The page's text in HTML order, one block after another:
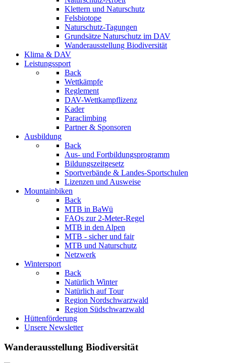
Klettern und Naturschutz
Felsbiotope
Naturschutz-Tagungen
Grundsätze Naturschutz im DAV
Wanderausstellung Biodiversität
Klima & DAV
Leistungssport
Back
Wettkämpfe
Reglement
DAV-Wettkampflizenz
Kader
Paraclimbing
Partner & Sponsoren
Ausbildung
Back
Aus- und Fortbildungsprogramm
Bildungszeitgesetz
Sportverbände & Landes-Sportschulen
Lizenzen und Ausweise
Mountainbiken
Back
MTB in BaWü
FAQs zur 2-Meter-Regel
MTB in den Alpen
MTB - sicher und fair
MTB und Naturschutz
Netzwerk
Wintersport
Back
Natürlich Winter
Natürlich auf Tour
Region Nordschwarzwald
Region Südschwarzwald
Hüttenförderung
Unsere Newsletter
Wanderausstellung Biodiversität